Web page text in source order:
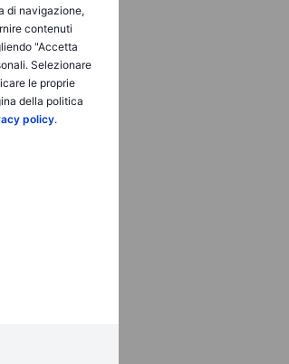
di navigazione,
contenuti
"Accetta
Selezionare
le proprie
della politica
policy.